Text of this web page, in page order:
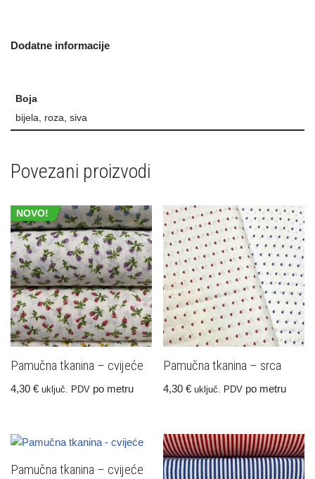
Dodatne informacije
Boja
bijela, roza, siva
Povezani proizvodi
NOVO!
Pamučna tkanina – cvijeće
4,30 € uključ. PDV po metru
Pamučna tkanina – srca
4,30€ uključ. PDV po metru
Pamučna tkanina – cvijeće